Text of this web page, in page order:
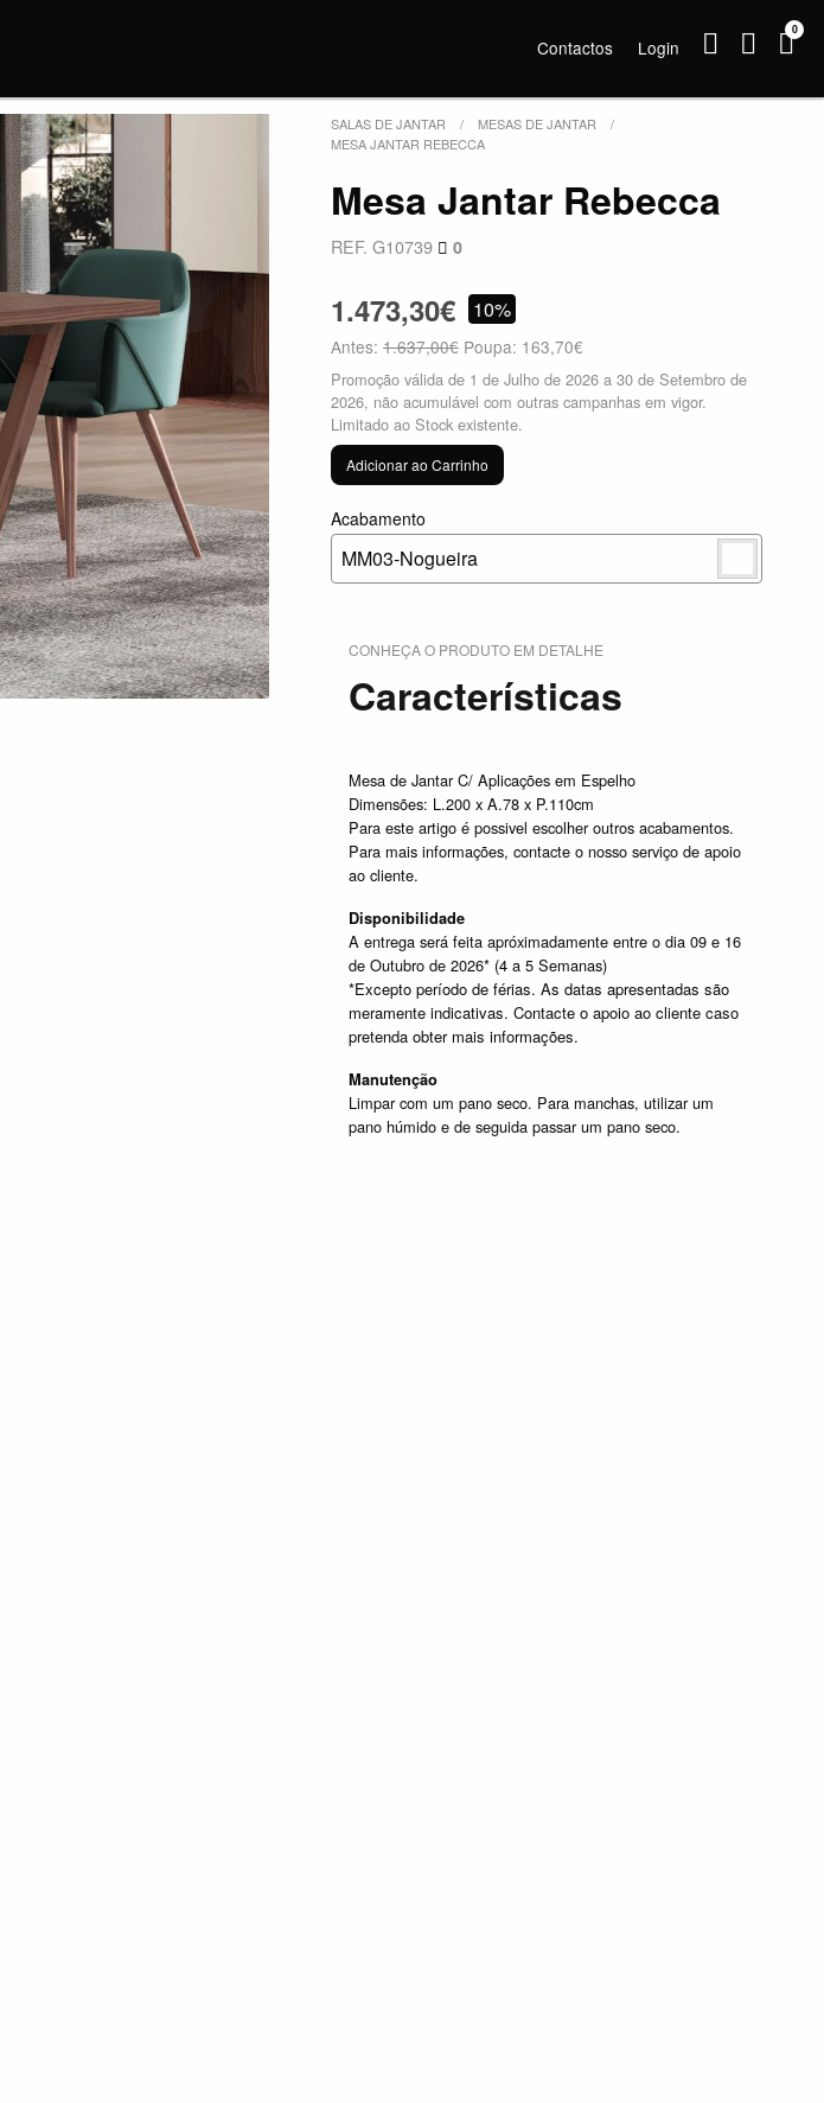
Contactos Login
0
SALAS DE JANTAR
MESAS DE JANTAR
MESA JANTAR REBECCA
Mesa Jantar Rebecca
REF. G10739 0
1.473,30€ 10%
Antes: 1.637,00€ Poupa: 163,70€
Promoção válida de 1 de Julho de 2026 a 30 de Setembro de
2026, não acumulável com outras campanhas em vigor.
Limitado ao Stock existente.
Adicionar ao Carrinho
Acabamento
MM03-Nogueira
CONHEÇA O PRODUTO EM DETALHE
Características
Mesa de Jantar C/ Aplicações em Espelho
Dimensões: L.200 x A.78 x P.110cm
Para este artigo é possivel escolher outros acabamentos.
Para mais informações, contacte o nosso serviço de apoio
ao cliente.
Disponibilidade
A entrega será feita apróximadamente entre o dia 09 e 16
de Outubro de 2026* (4 a 5 Semanas)
*Excepto período de férias. As datas apresentadas são
meramente indicativas. Contacte o apoio ao cliente caso
pretenda obter mais informações.
Manutenção
Limpar com um pano seco. Para manchas, utilizar um
pano húmido e de seguida passar um pano seco.